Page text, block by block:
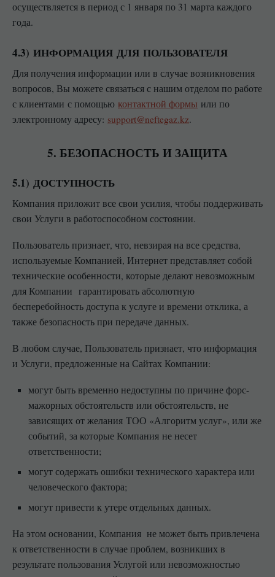
осуществляется в период с 1 января по 31 марта каждого
года.
4.3) ИНФОРМАЦИЯ ДЛЯ ПОЛЬЗОВАТЕЛЯ
Для получения информации или в случае возникновения
вопросов, Вы можете связаться с нашим отделом по работе
с клиентами с помощью контактной формы или по
электронному адресу: support@neftegaz.kz.
5. БЕЗОПАСНОСТЬ И ЗАЩИТА
5.1) ДОСТУПНОСТЬ
Компания приложит все свои усилия, чтобы поддерживать
свои Услуги в работоспособном состоянии.
Пользователь признает, что, невзирая на все средства,
используемые Компанией, Интернет представляет собой
технические особенности, которые делают невозможным
для Компании гарантировать абсолютную
бесперебойность доступа к услуге и времени отклика, а
также безопасность при передаче данных.
В любом случае, Пользователь признает, что информация
и Услуги, предложенные на Сайтах Компании:
могут быть временно недоступны по причине форс-
мажорных обстоятельств или обстоятельств, не
зависящих от желания ТОО «Алгоритм услуг», или же
событий, за которые Компания не несет
ответственности;
могут содержать ошибки технического характера или
человеческого фактора;
могут привести к утере отдельных данных.
На этом основании, Компания не может быть привлечена
к ответственности в случае проблем, возникших в
результате пользования Услугой или невозможностью